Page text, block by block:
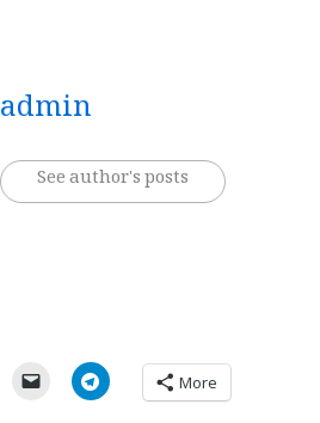
admin
See author's posts
More